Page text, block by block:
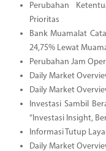
Perubahan
Prioritas
Bank Muamalat
24,75% Lewat
Perubahan Jam
Daily Market
Daily Market
Investasi Sambil
“Investasi Insight,
Informasi Tutup
Daily Market